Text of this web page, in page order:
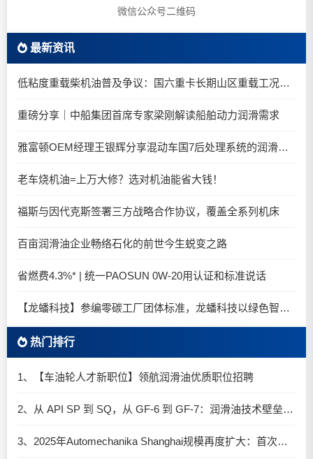
微信公众号二维码
最新资讯
低粘度重载柴机油普及争议：国六重卡长期山区重载工况是否适合0W-20柴油机油？
重磅分享｜中船集团首席专家梁刚解读船舶动力润滑需求
雅富顿OEM经理王银辉分享混动车国7后处理系统的润滑油要求
老车烧机油=上万大修？选对机油能省大钱！
福斯与因代克斯签署三方战略合作协议，覆盖全系列机床
百亩润滑油企业畅络石化的前世今生蜕变之路
省燃费4.3%* | 统一PAOSUN 0W-20用认证和标准说话
【龙蟠科技】参编零碳工厂团体标准，龙蟠科技以绿色智造锚定零碳未来
热门排行
1、【车油轮人才新职位】领航润滑油优质职位招聘
2、从 API SP 到 SQ，从 GF-6 到 GF-7：润滑油技术壁垒再升高，你准备好了吗？
3、2025年Automechanika Shanghai规模再度扩大：首次启用国家会展中心（上海）全部15个展馆